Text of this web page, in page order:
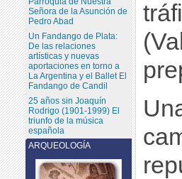
ARQUEOLOGÍA
Señora de la Asunción de
Pedro Abad
Un Fandango de Plata:
De las relaciones
artísticas y nuevas
aportaciones en torno a
La Argentina y el Ballet El
Fandango de Candil
25 años sin Joaquín
Rodrigo (1901-1999) El
triunfo de la música
española